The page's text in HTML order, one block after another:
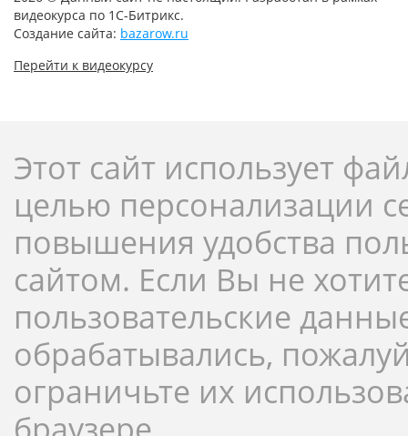
видеокурса по 1С-Битрикс.
Создание сайта: bazarow.ru
Перейти к видеокурсу
Этот сайт использует
целью персонализации
повышения удобства
сайтом. Если Вы не
пользовательские
обрабатывались,
ограничьте их